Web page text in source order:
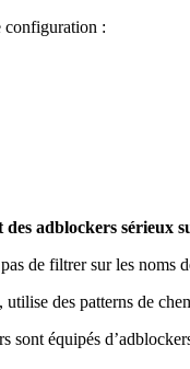
configuration :
adblockers sérieux
de filtrer sur les noms
des patterns de
sont équipés